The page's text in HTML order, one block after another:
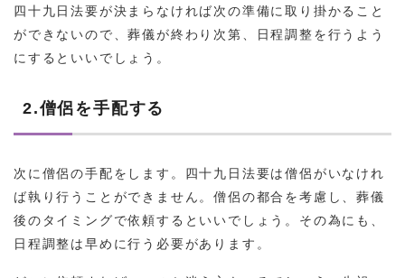
四十九日法要が決まらなければ次の準備に取り掛かること
ができないので、葬儀が終わり次第、日程調整を行うよう
にするといいでしょう。
2.僧侶を手配する
次に僧侶の手配をします。四十九日法要は僧侶がいなけれ
ば執り行うことができません。僧侶の都合を考慮し、葬儀
後のタイミングで依頼するといいでしょう。その為にも、
日程調整は早めに行う必要があります。